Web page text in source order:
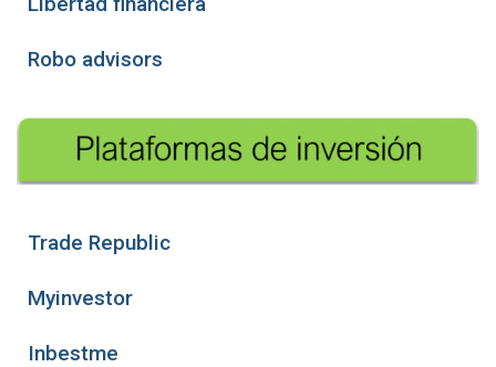
Robo advisors
Trade Republic
Myinvestor
Inbestme